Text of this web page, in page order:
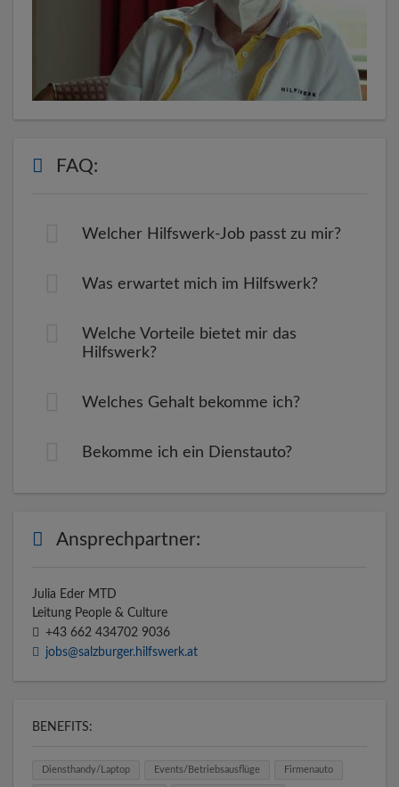
FAQ:
Welcher Hilfswerk-Job passt zu mir?
Was erwartet mich im Hilfswerk?
Welche Vorteile bietet mir das
Hilfswerk?
Welches Gehalt bekomme ich?
Bekomme ich ein Dienstauto?
Ansprechpartner:
Julia Eder MTD
Leitung People & Culture
+43 662 434702 9036
jobs@salzburger.hilfswerk.at
BENEFITS:
Diensthandy/Laptop Events/Betriebsausflüge Firmenauto